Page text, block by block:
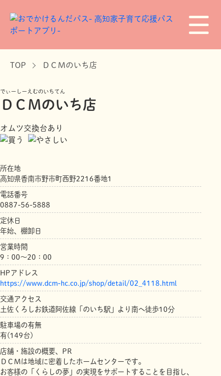
TOP ＤＣＭのいち店
でぃーしーえむのいちてん
ＤＣＭのいち店
オムツ交換台あり
所在地
高知県香南市野市町西野2216番地1
電話番号
0887-56-5888
定休日
年始、棚卸日
営業時間
9：00～20：00
HPアドレス
https://www.dcm-hc.co.jp/shop/detail/02_4118.html
交通アクセス
土佐くろしお鉄道阿佐線「のいち駅」より南へ徒歩10分
駐車場の有無
有(149台)
店舗・施設の概要、PR
ＤＣＭは地域に密着したホームセンターです。
お客様の「くらしの夢」の実現をサポートすることを目指し、